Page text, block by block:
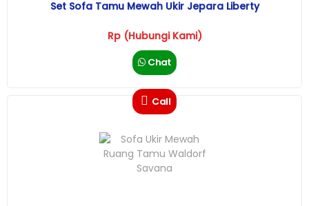
Set Sofa Tamu Mewah Ukir Jepara Liberty
Rp (Hubungi Kami)
Chat
Call